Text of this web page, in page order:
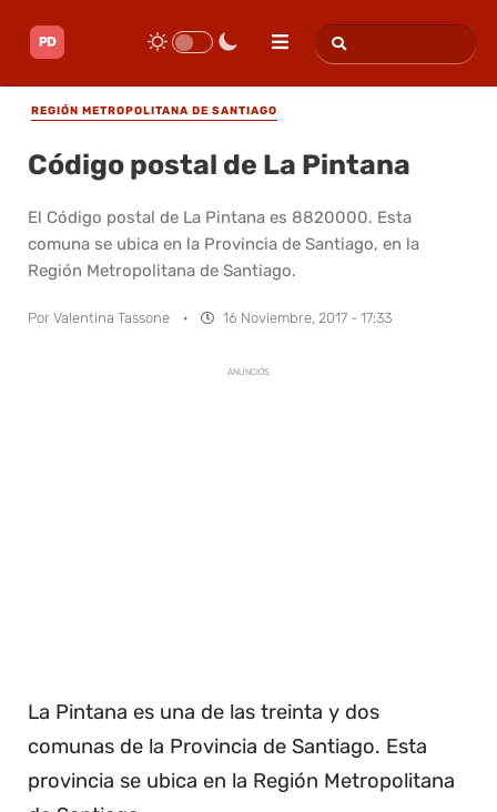
REGIÓN METROPOLITANA DE SANTIAGO
Código postal de La Pintana
El Código postal de La Pintana es 8820000. Esta
comuna se ubica en la Provincia de Santiago, en la
Región Metropolitana de Santiago.
Por Valentina Tassone · 16 Noviembre, 2017 - 17:33
ANUNCIOS
La Pintana es una de las treinta y dos
comunas de la Provincia de Santiago. Esta
provincia se ubica en la Región Metropolitana